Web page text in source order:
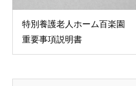
特別養護老人ホーム百楽園
重要事項説明書